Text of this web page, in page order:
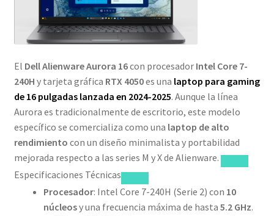
El Dell Alienware Aurora 16con procesador Intel Core 7-
240H y tarjeta gráfica RTX 4050es una laptop para gaming
de 16 pulgadas lanzada en 2024-2025. Aunque la línea
Aurora es tradicionalmente de escritorio, este modelo
específico se comercializa como una laptop de alto
rendimiento con un diseño minimalista y portabilidad
mejorada respecto a las series M y X de Alienware.
Especificaciones Técnicas
Procesador: Intel Core 7-240H (Serie 2) con 10
núcleosy una frecuencia máxima de hasta 5.2 GHz.